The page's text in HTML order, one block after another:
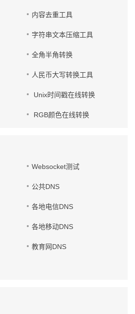
内容去重工具
字符串文本压缩工具
全角半角转换
人民币大写转换工具
Unix时间戳在线转换
RGB颜色在线转换
Websocket测试
公共DNS
各地电信DNS
各地移动DNS
教育网DNS